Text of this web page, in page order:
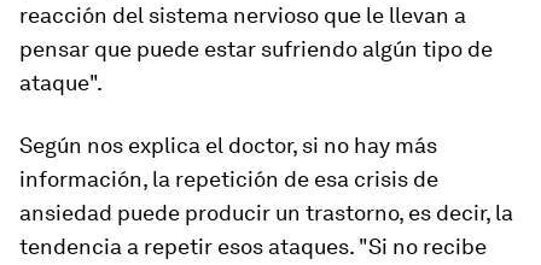
reacción del sistema nervioso que le llevan a
pensar que puede estar sufriendo algún tipo de
ataque".
Según nos explica el doctor, si no hay más
información, la repetición de esa crisis de
ansiedad puede producir un trastorno, es decir, la
tendencia a repetir esos ataques. "Si no recibe